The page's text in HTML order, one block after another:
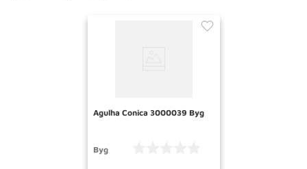
Agulha Conica 3000039 Byg
Byg